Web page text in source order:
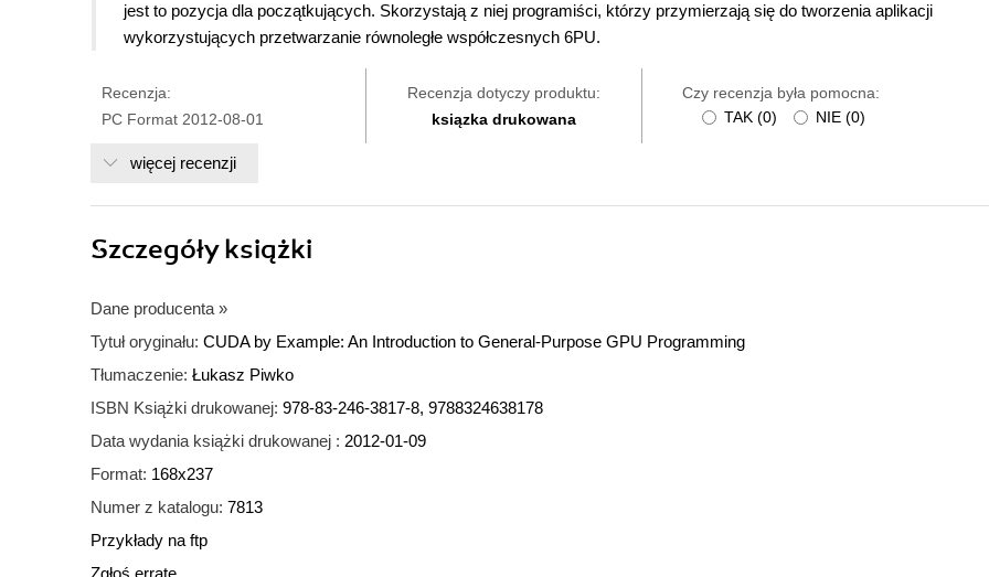
jest to pozycja dla początkujących. Skorzystają z niej programiści, którzy przymierzają się do tworzenia aplikacji
wykorzystujących przetwarzanie równoległe współczesnych 6PU.
Recenzja:
PC Format 2012-08-01
Recenzja dotyczy produktu:
ksiązka drukowana
Czy recenzja była pomocna:
TAK (0) NIE (0)
więcej recenzji
Szczegółyksiążki
Dane producenta »
Tytuł oryginału: CUDA by Example: An Introduction to General-Purpose GPU Programming
Tłumaczenie: Łukasz Piwko
ISBN Książki drukowanej: 978-83-246-3817-8, 9788324638178
Data wydania książki drukowanej : 2012-01-09
Format: 168x237
Numer z katalogu: 7813
Przykłady na ftp